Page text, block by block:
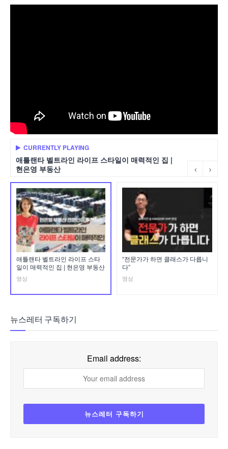
CURRENTLY PLAYING
애틀랜타 벨트라인 라이프 스타일이 매력적인 집 |
현은영 부동산
애틀랜타 벨트라인 라이프 스타
일이 매력적인 집 | 현은영 부동산
영상
“전문가가 하면 클래스가 다릅니
다”
영상
뉴스레터 구독하기
Email address: